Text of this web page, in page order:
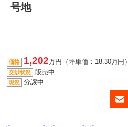
号地
価格 1,202万円（坪単価：18.30万円）
交渉状況 販売中
現況 分譲中